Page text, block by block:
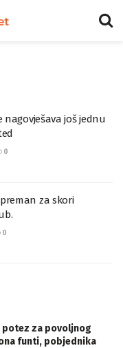
nagovješava još jednu
0
za skori
0
za povoljnog
funti, pobjednika